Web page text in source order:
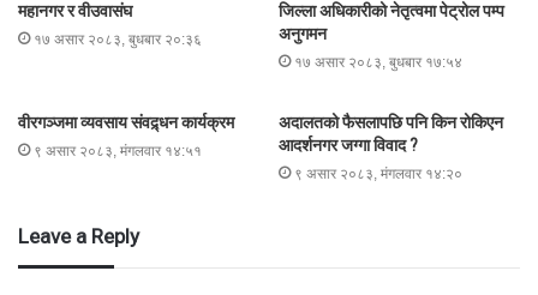
महानगर र वीउवासंघ
१७ असार २०८३, बुधबार २०:३६
जिल्ला अधिकारीको नेतृत्वमा पेट्रोल पम्प
अनुगमन
१७ असार २०८३, बुधबार १७:५४
वीरगञ्जमा व्यवसाय संवद्र्धन कार्यक्रम
९ असार २०८३, मंगलवार १४:५१
अदालतको फैसलापछि पनि किन रोकिएन
आदर्शनगर जग्गा विवाद ?
९ असार २०८३, मंगलवार १४:२०
Leave a Reply